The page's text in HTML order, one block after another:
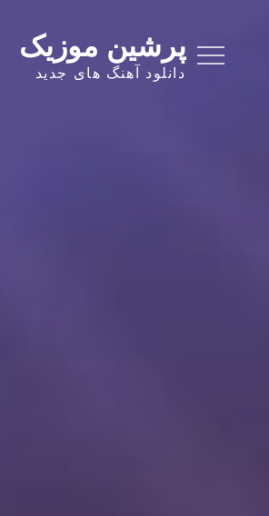
content
پرشین موزیک
دانلود آهنگ های جدید